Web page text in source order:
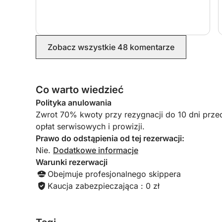
Zobacz wszystkie 48 komentarze
Co warto wiedzieć
Polityka anulowania
Zwrot 70% kwoty przy rezygnacji do 10 dni
opłat serwisowych i prowizji.
Prawo do odstąpienia od tej rezerwacji:
Nie. Dodatkowe informacje
Warunki rezerwacji
Obejmuje profesjonalnego skippera
Kaucja zabezpieczająca : 0 zł